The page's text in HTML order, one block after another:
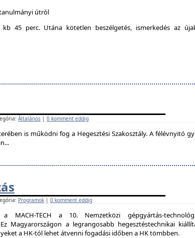
útról
45 perc. Utána kötetlen beszélgetés, ismerkedés az
Általános | 0 komment eddig
is működni fog a Hegesztési Szakosztály. A félévnyitó
Programok | 0 komment eddig
MACH-TECH a 10. Nemzetközi gépgyártás-
Magyarországon a legrangosabb hegesztéstechnikai
a HK-tól lehet átvenni fogadási időben a HK tömbben.